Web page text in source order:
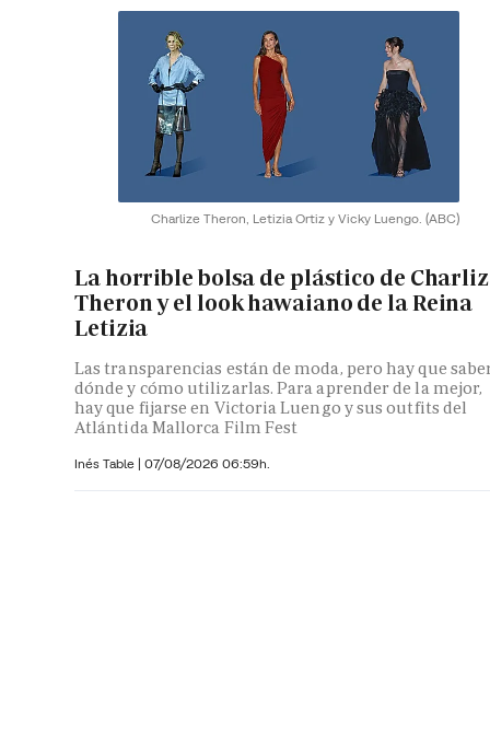
Charlize Theron, Letizia Ortiz y Vicky Luengo. (ABC)
La horrible bolsa de plástico de
Theron y el look hawaiano de la Reina
Letizia
Las transparencias están de moda, pero hay que
dónde y cómo utilizarlas. Para aprender de la mejor,
hay que fijarse en Victoria Luengo y sus outfits del
Atlántida Mallorca Film Fest
Inés Table | 07/08/2026 06:59h.